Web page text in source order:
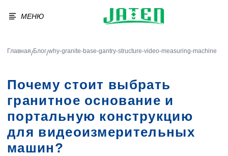
МЕНЮ
Главная/Блог/why-granite-base-gantry-structure-video-measuring-machine
Почему стоит выбрать
гранитное основание и
портальную конструкцию
для видеоизмерительных
машин?